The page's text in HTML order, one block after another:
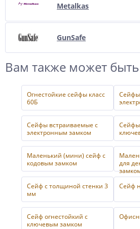
Metalkas
GunSafe
Вам также может
Огнестойкие сейфы класс
60Б
Сейфы встраиваемые с
электронным замком
Сейфы
Маленький (мини) сейф с
кодовым замком
для
Сейф с толщиной стенки 3
мм
Сейф
Сейф огнестойкий с
ключевым замком